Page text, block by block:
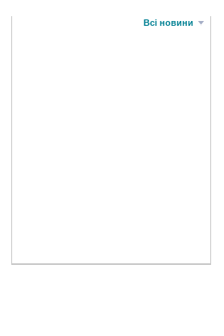
Всі новини